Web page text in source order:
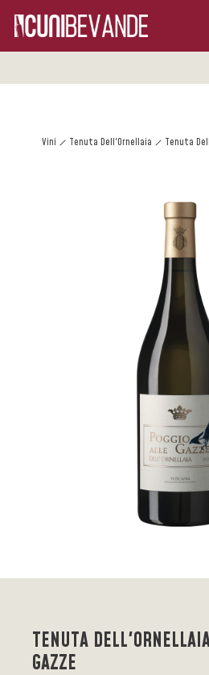
Vini Tenuta Dell'Ornellaia Tenuta
TENUTA
GAZZE